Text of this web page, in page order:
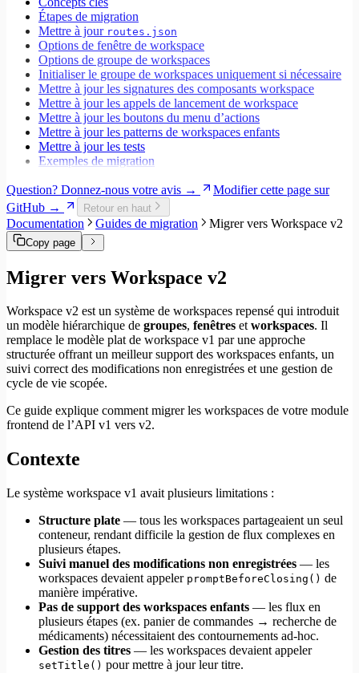
Étapes de migration
Mettre à jour routes.json
Options de fenêtre de workspace
Options de groupe de workspaces
Initialiser le groupe de workspaces uniquement si nécessaire
Mettre à jour les signatures des composants workspace
Mettre à jour les appels de lancement de workspace
Mettre à jour les boutons du menu d’actions
Mettre à jour les patterns de workspaces enfants
Mettre à jour les tests
Exemples de migration
Question? Donnez-nous votre avis →
Modifier cette page sur
GitHub →
Retour en haut
Documentation Guides de migration Migrer vers Workspace v2
Copy page
Migrer vers Workspace v2
Workspace v2 est un système de workspaces repensé qui introduit
un modèle hiérarchique de groupes, fenêtres etworkspaces. Il
remplace le modèle plat de workspace v1 par une approche
structurée offrant un meilleur support des workspaces enfants, un
suivi correct des modifications non enregistrées et une gestion de
cycle de vie scopée.
Ce guide explique comment migrer les workspaces de votre module
frontend de l’API v1 vers v2.
Contexte
Le système workspace v1 avait plusieurs limitations :
Structure plate — tous les workspaces partageaient un seul
conteneur, rendant difficile la gestion de flux complexes en
plusieurs étapes.
Suivi manuel des modifications non enregistrées — les
workspaces devaient appeler promptBeforeClosing() de
manière impérative.
Pas de support des workspaces enfants — les flux en
plusieurs étapes (ex. panier de commandes → recherche de
médicaments) nécessitaient des contournements ad-hoc.
Gestion des titres — les workspaces devaient appeler
setTitle() pour mettre à jour leur titre.